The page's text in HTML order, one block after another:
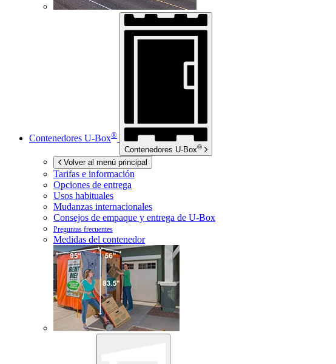
Contenedores U-Box®
Contenedores U-Box®
Volver al menú principal
Tarifas e información
Opciones de entrega
Usos habituales
Mudanzas internacionales
Consejos de empaque y entrega de U-Box
Preguntas frecuentes
Medidas del contenedor